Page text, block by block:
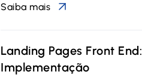
Saiba mais
Landing Pages Front
Implementação